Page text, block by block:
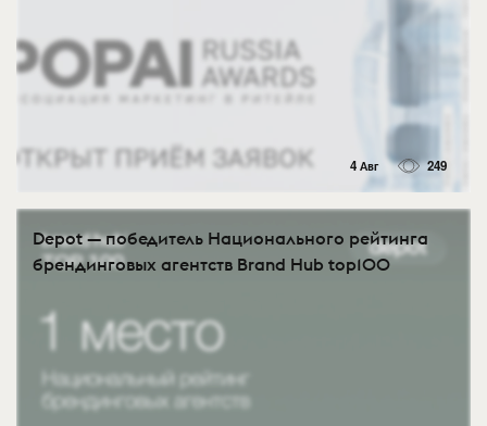
4 Авг 249
Depot — победитель Национального рейтинга
брендинговых агентств Brand Hub top100